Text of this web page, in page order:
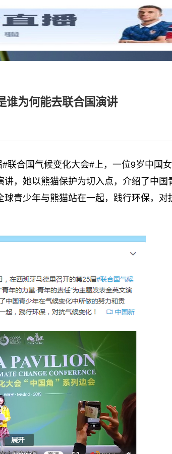
谁为何能去联合国演讲
联合国气候变化大会#上，一位9岁中国
讲，她以熊猫保护为切入点，介绍了中国
青少年与熊猫站在一起，践行环保，对